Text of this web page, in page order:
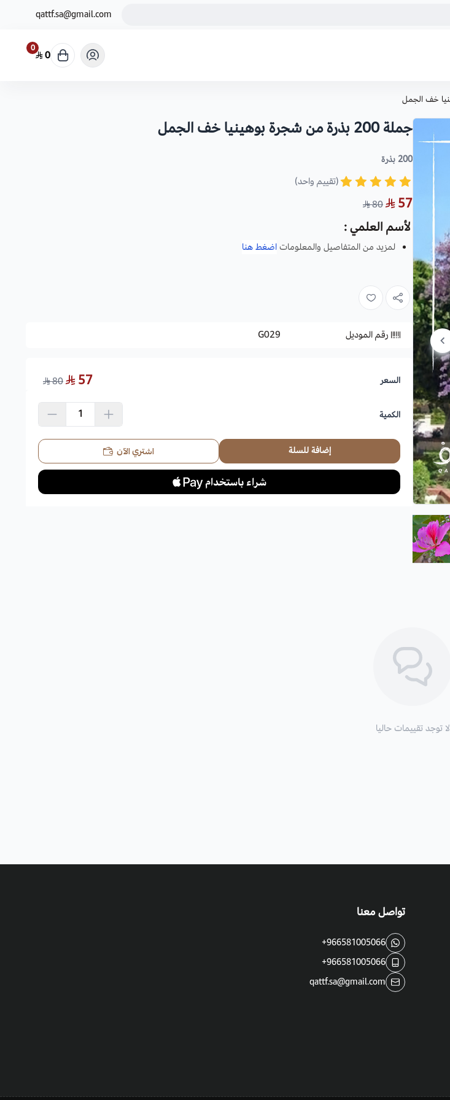
qattf.sa@gmail.com
0
0
جملة 200 بذرة من شجرة بوهينيا خف ‫الجمل
200 بذرة
(تقييم واحد)
57
80
لأسم العلمي :
لمزيد من المتفاصيل والمعلوماتاضغط هنا
رقم الموديل G029
السعر 57
80
الكمية
إضافة للسلة اشتري الآن
لا توجد تقييمات حاليا
تواصل معنا
+966581005066
+966581005066
qattf.sa@gmail.com